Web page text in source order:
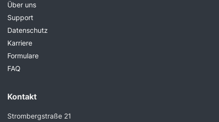
Über uns
Support
Datenschutz
Karriere
Formulare
FAQ
Kontakt
Strombergstraße 21